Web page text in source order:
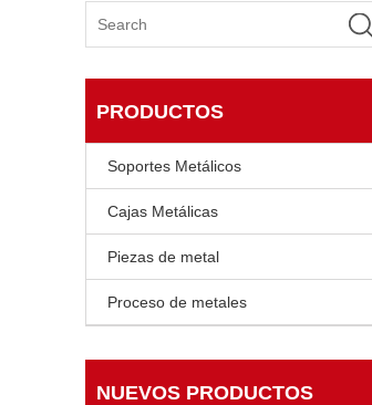
PRODUCTOS
Soportes Metálicos
Cajas Metálicas
Piezas de metal
Proceso de metales
NUEVOS PRODUCTOS